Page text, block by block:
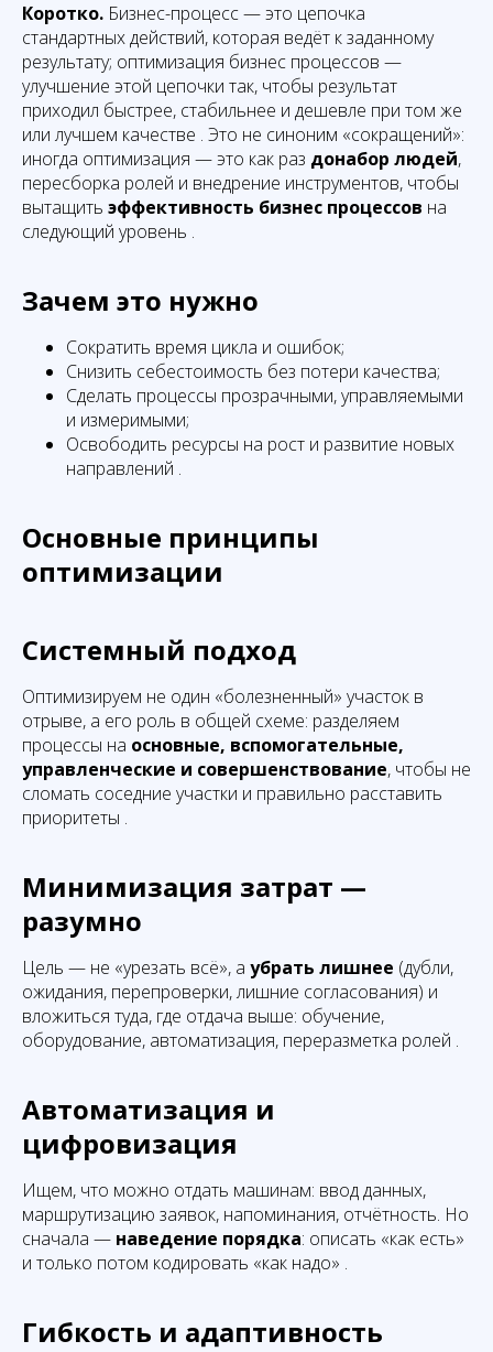
Коротко. Бизнес-процесс — это цепочка
стандартных действий, которая ведёт к заданному
результату; оптимизация бизнес процессов —
улучшение этой цепочки так, чтобы результат
приходил быстрее, стабильнее и дешевле при том же
или лучшем качестве . Это не синоним «сокращений»:
иногда оптимизация — это как раз донабор людей,
пересборка ролей и внедрение инструментов, чтобы
вытащить эффективность бизнес процессов на
следующий уровень .
Зачем это нужно
Сократить время цикла и ошибок;
Снизить себестоимость без потери качества;
Сделать процессы прозрачными, управляемыми
и измеримыми;
Освободить ресурсы на рост и развитие новых
направлений .
Основные принципы
оптимизации
Системный подход
Оптимизируем не один «болезненный» участок в
отрыве, а его роль в общей схеме: разделяем
процессы на основные, вспомогательные,
управленческие и совершенствование, чтобы не
сломать соседние участки и правильно расставить
приоритеты .
Минимизация затрат —
разумно
Цель — не «урезать всё», а убрать лишнее (дубли,
ожидания, перепроверки, лишние согласования) и
вложиться туда, где отдача выше: обучение,
оборудование, автоматизация, переразметка ролей .
Автоматизация и
цифровизация
Ищем, что можно отдать машинам: ввод данных,
маршрутизацию заявок, напоминания, отчётность. Но
сначала — наведение порядка: описать «как есть»
и только потом кодировать «как надо» .
Гибкость и адаптивность